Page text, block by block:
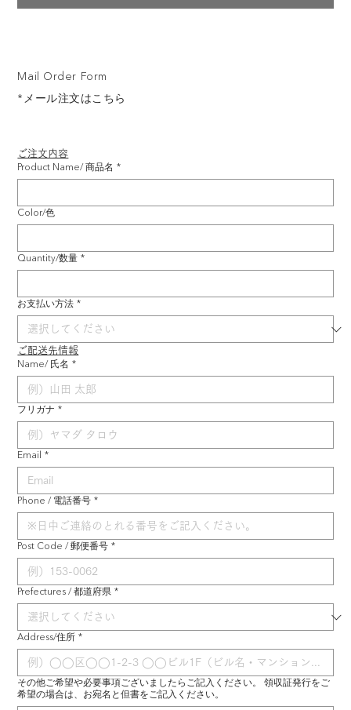
ご注文内容
Product Name/ 商品名 *
Color/色
Quantity/数量 *
お支払い方法 *
ご配送先情報
Name/ 氏名 *
フリガナ *
Email *
Phone / 電話番号 *
Post Code / 郵便番号 *
Prefectures / 都道府県 *
Address/住所 *
その他ご希望や必要事項ございましたらご記入ください。 領収証発行をご
希望の場合は、お宛名と但書をご記入ください。
Mail Order Form
*メール注文はこちら